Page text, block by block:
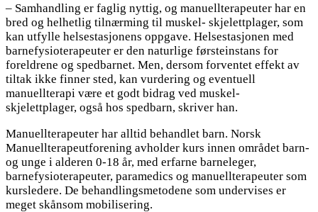
– Samhandling er faglig nyttig, og manuellterapeuter har en
bred og helhetlig tilnærming til muskel- skjelettplager, som
kan utfylle helsestasjonens oppgave. Helsestasjonen med
barnefysioterapeuter er den naturlige førsteinstans for
foreldrene og spedbarnet. Men, dersom forventet effekt av
tiltak ikke finner sted, kan vurdering og eventuell
manuellterapi være et godt bidrag ved muskel-
skjelettplager, også hos spedbarn, skriver han.
Manuellterapeuter har alltid behandlet barn. Norsk
Manuellterapeutforening avholder kurs innen området barn-
og unge i alderen 0-18 år, med erfarne barneleger,
barnefysioterapeuter, paramedics og manuellterapeuter som
kursledere. De behandlingsmetodene som undervises er
meget skånsom mobilisering.